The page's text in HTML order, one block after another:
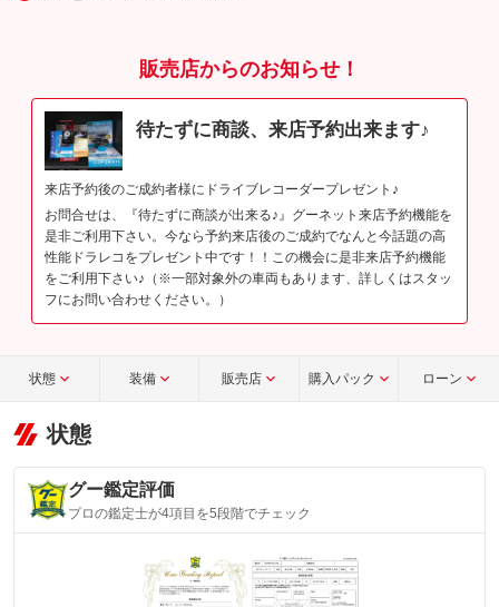
販売店からのお知らせ！
待たずに商談、来店予約出来ます♪
来店予約後のご成約者様にドライブレコーダープレゼント♪
お問合せは、『待たずに商談が出来る♪』グーネット来店予約機能を
是非ご利用下さい。今なら予約来店後のご成約でなんと今話題の高
性能ドラレコをプレゼント中です！！この機会に是非来店予約機能
をご利用下さい♪（※一部対象外の車両もあります、詳しくはスタッ
フにお問い合わせください。）
状態 装備 販売店 購入パック ローン
状態
グー鑑定評価
プロの鑑定士が4項目を5段階でチェック